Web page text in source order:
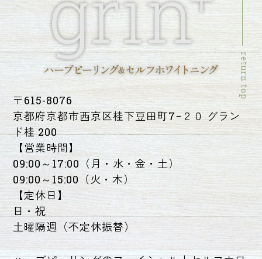
return top
〒615-8076
京都府京都市西京区桂下豆田町7−２０ グラン
ド桂 200
【営業時間】
09:00～17:00（月・水・金・土）
09:00～15:00（火・木）
【定休日】
日・祝
土曜隔週（不定休振替）